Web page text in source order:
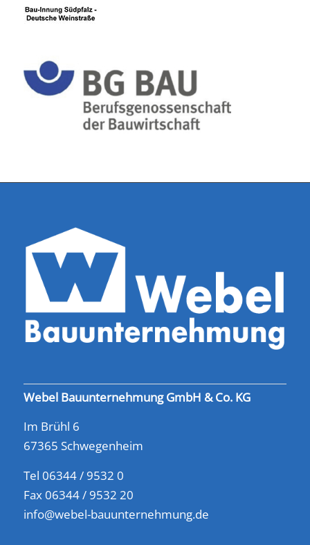
Webel Bauunternehmung GmbH & Co. KG
Im Brühl 6
67365 Schwegenheim
Tel 06344 / 9532 0
Fax 06344 / 9532 20
info@webel-bauunternehmung.de